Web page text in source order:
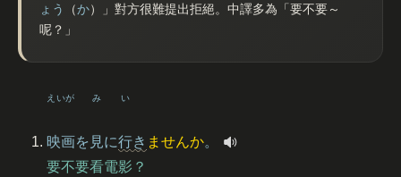
ょう
（か）」對方很難提出拒絕。中譯多為「要不要～
呢？」
映画
えいが
を 見
み
に行
い
き ませんか。
要不要看電影？